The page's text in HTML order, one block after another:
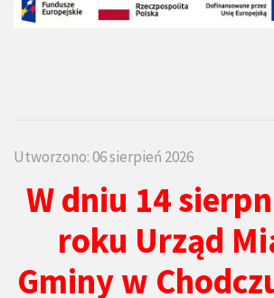
Utworzono: 06 sierpień 2026
W dniu 14
roku Urząd
Gminy w